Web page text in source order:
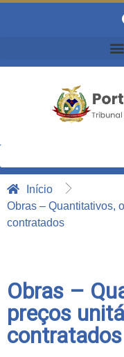
Início
Obras – Quantitativos,
contratados
Obras –
preços
contratados